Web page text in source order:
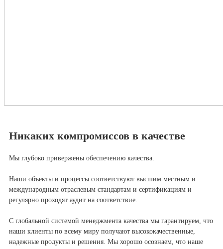
Никаких компромиссов в качестве
Мы глубоко привержены обеспечению качества.
Наши объекты и процессы соответствуют высшим местным и
международным отраслевым стандартам и сертификациям и
регулярно проходят аудит на соответствие.
С глобальной системой менеджмента качества мы гарантируем, что
наши клиенты по всему миру получают высококачественные,
надежные продукты и решения. Мы хорошо осознаем, что наше